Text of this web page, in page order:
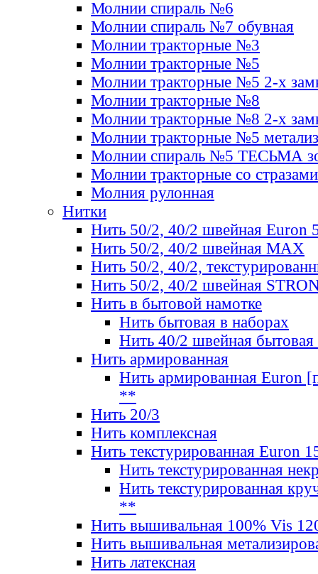
Молнии спираль №6
Молнии спираль №7 обувная
Молнии тракторные №3
Молнии тракторные №5
Молнии тракторные №5 2-х
Молнии тракторные №8
Молнии тракторные №8 2-х
Молнии тракторные №5
Молнии спираль №5 ТЕСЬМА
Молнии тракторные со стразами
Молния рулонная
Нитки
Нить 50/2, 40/2 швейная Euron
Нить 50/2, 40/2 швейная МАХ
Нить 50/2, 40/2,
Нить 50/2, 40/2 швейная
Нить в бытовой намотке
Нить бытовая в наборах
Нить 40/2 швейная бытовая
Нить армированная
Нить армированная Euron
**
Нить 20/3
Нить комплексная
Нить текстурированная Euron
Нить текстурированная
Нить текстурированная
**
Нить вышивальная 100% Vis
Нить вышивальная
Нить латексная